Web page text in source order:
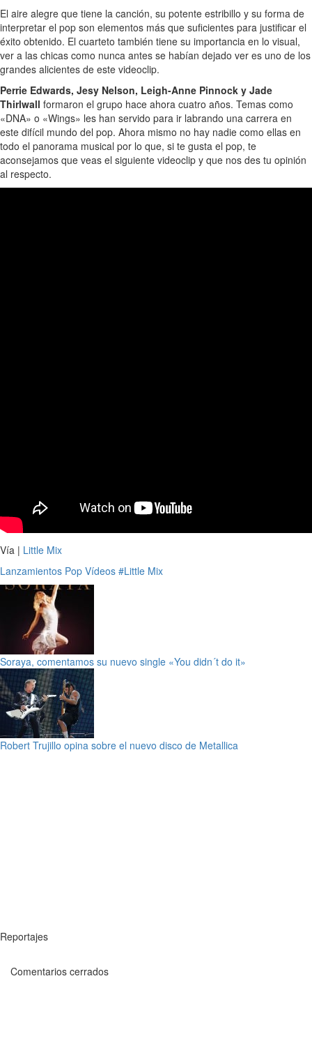
El aire alegre que tiene la canción, su potente estribillo y su forma de
interpretar el pop son elementos más que suficientes para justificar el
éxito obtenido. El cuarteto también tiene su importancia en lo visual,
ver a las chicas como nunca antes se habían dejado ver es uno de los
grandes alicientes de este videoclip.
Perrie Edwards, Jesy Nelson, Leigh-Anne Pinnock y Jade
Thirlwall formaron el grupo hace ahora cuatro años. Temas como
«DNA» o «Wings» les han servido para ir labrando una carrera en
este difícil mundo del pop. Ahora mismo no hay nadie como ellas en
todo el panorama musical por lo que, si te gusta el pop, te
aconsejamos que veas el siguiente videoclip y que nos des tu opinión
al respecto.
Vía | Little Mix
Lanzamientos Pop Vídeos #Little Mix
Soraya, comentamos su nuevo single «You didn´t do it»
Robert Trujillo opina sobre el nuevo disco de Metallica
Reportajes
Comentarios cerrados